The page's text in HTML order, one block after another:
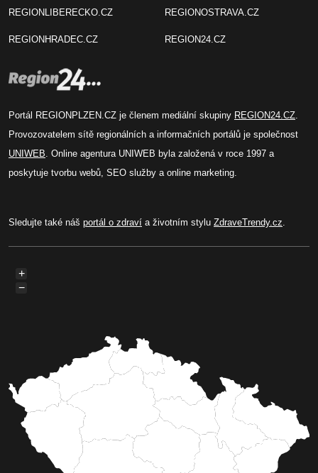
REGIONLIBERECKO.CZ
REGIONHRADEC.CZ
REGIONOSTRAVA.CZ
REGION24.CZ
Portál REGIONPLZEN.CZ je členem mediální skupiny REGION24.CZ.
Provozovatelem sítě regionálních a informačních portálů je společnost
UNIWEB. Online agentura UNIWEB byla založená v roce 1997 a
poskytuje tvorbu webů, SEO služby a online marketing.
Sledujte také náš portál o zdraví a životním stylu ZdraveTrendy.cz.
+
−